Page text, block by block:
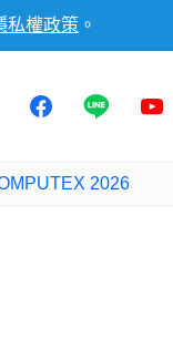
私權政策 。
2026